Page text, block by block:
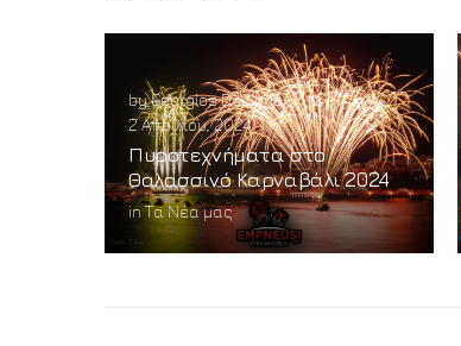
byGeorgios Desipris |
2 Απριλίου, 2024
Πυροτεχνήματα στο
Θαλασσινό Καρναβάλι 2024
inΤα Νέα μας